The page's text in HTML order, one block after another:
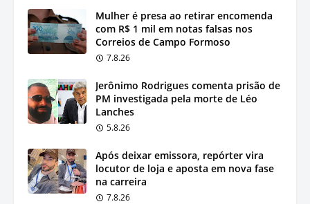
Mulher é presa ao retirar encomenda
com R$ 1 mil em notas falsas nos
Correios de Campo Formoso
7.8.26
Jerônimo Rodrigues comenta prisão de
PM investigada pela morte de Léo
Lanches
5.8.26
Após deixar emissora, repórter vira
locutor de loja e aposta em nova fase
na carreira
7.8.26